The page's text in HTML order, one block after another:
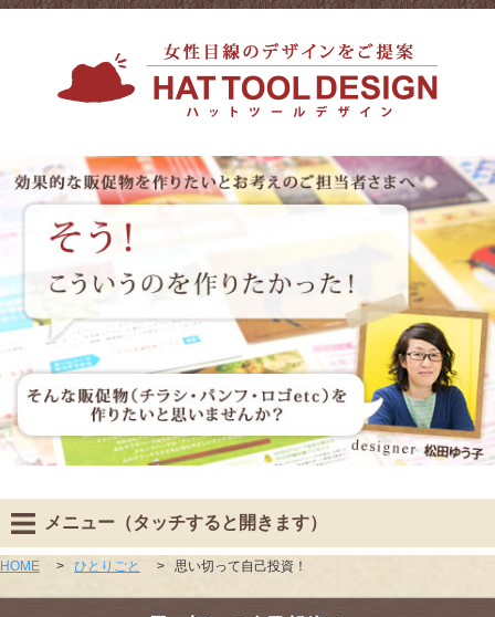
メニュー（タッチすると開きます）
HOME > ひとりごと > 思い切って自己投資！